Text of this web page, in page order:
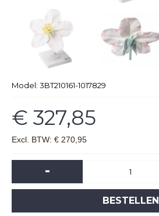
Model: 3BT210161-1017829
€ 327,85
Excl. BTW: € 270,95
-
BESTELLEN